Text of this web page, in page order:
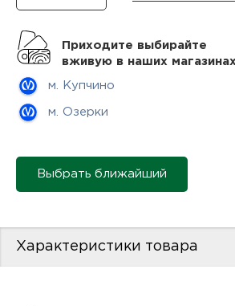
Приходите выбирайте
вживую в наших
м. Купчино
м. Озерки
Выбрать ближайший
Характеристики товара